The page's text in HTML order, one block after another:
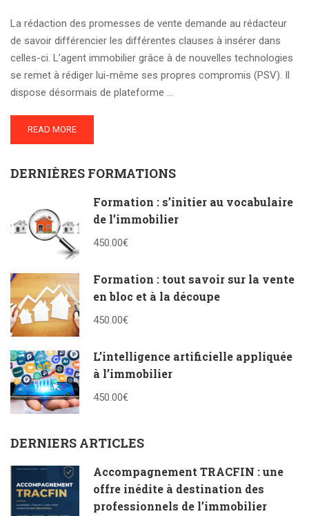
La rédaction des promesses de vente demande au rédacteur
de savoir différencier les différentes clauses à insérer dans
celles-ci. L’agent immobilier grâce à de nouvelles technologies
se remet à rédiger lui-même ses propres compromis (PSV). Il
dispose désormais de plateforme …
READ MORE
DERNIÈRES FORMATIONS
Formation : s’initier au vocabulaire
de l’immobilier
450.00€
Formation : tout savoir sur la vente
en bloc et à la découpe
450.00€
L’intelligence artificielle appliquée
à l’immobilier
450.00€
DERNIERS ARTICLES
Accompagnement TRACFIN : une
offre inédite à destination des
professionnels de l’immobilier